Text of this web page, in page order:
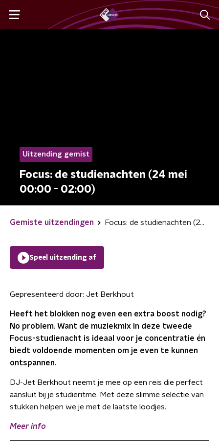
Uitzending gemist
Focus: de studienachten (24 mei
00:00 - 02:00)
Gemiste uitzendingen Focus: de studienachten (24 mei 00:00 - 02:00)
Speel uitzending af
Gepresenteerd door: Jet Berkhout
Heeft het blokken nog even een extra boost nodig?
No problem. Want de muziekmix in deze tweede
Focus-studienacht is ideaal voor je concentratie én
biedt voldoende momenten om je even te kunnen
ontspannen.
DJ-Jet Berkhout neemt je mee op een reis die perfect
aansluit bij je studieritme. Met deze slimme selectie van
stukken helpen we je met de laatste loodjes.
Meer info